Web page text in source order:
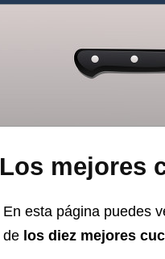
Los mejores
En esta página puedes
de los diez mejores